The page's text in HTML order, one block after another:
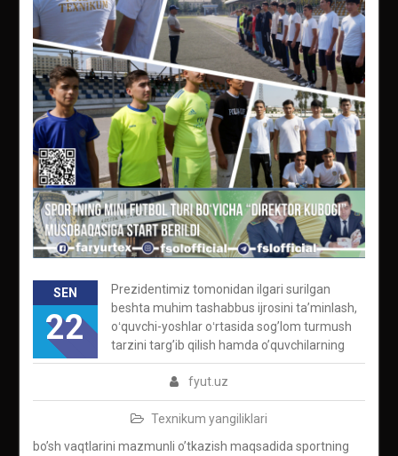
SEN
22
fyut.uz
Texnikum yangiliklari
Prezidentimiz tomonidan ilgari surilgan
beshta muhim tashabbus ijrosini ta’minlash,
oʻquvchi-yoshlar oʻrtasida sog’lom turmush
tarzini targ’ib qilish hamda o’quvchilarning
bo’sh vaqtlarini mazmunli o’tkazish maqsadida sportning